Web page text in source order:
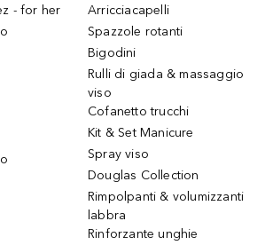
- for her
Arricciacapelli
Spazzole rotanti
Bigodini
Rulli di giada & massaggio
viso
Cofanetto trucchi
Kit & Set Manicure
Spray viso
Douglas Collection
Rimpolpanti & volumizzanti
labbra
Rinforzante unghie